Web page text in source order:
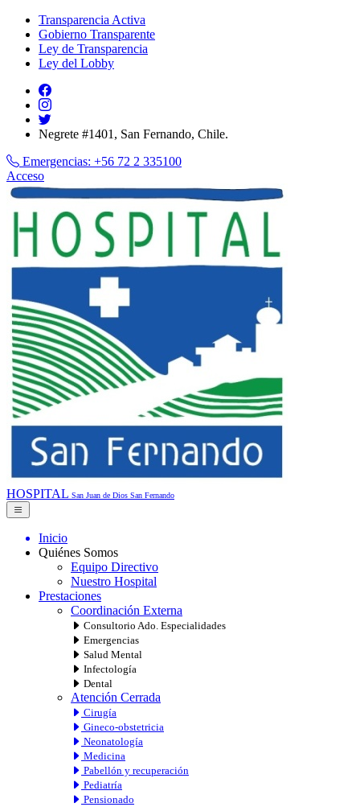
Transparencia Activa
Gobierno Transparente
Ley de Transparencia
Ley del Lobby
Negrete #1401, San Fernando, Chile.
Emergencias: +56 72 2 335100
Acceso
HOSPITAL San Juan de Dios San Fernando
Inicio
Quiénes Somos
Equipo Directivo
Nuestro Hospital
Prestaciones
Coordinación Externa
Consultorio Ado. Especialidades
Emergencias
Salud Mental
Infectología
Dental
Atención Cerrada
Cirugía
Gineco-obstetricia
Neonatología
Medicina
Pabellón y recuperación
Pediatría
Pensionado